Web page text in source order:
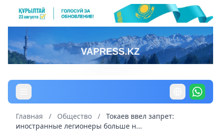
Главная / Общество /
Токаев ввел запрет:
иностранные легионеры больше н...